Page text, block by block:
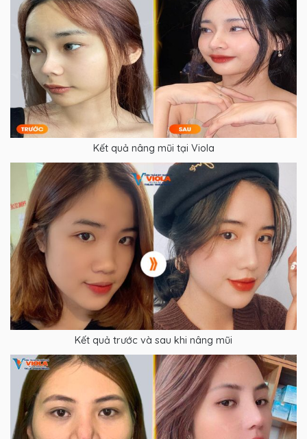
Kết quả nâng mũi tại Viola
Kết quả trước và sau khi nâng mũi